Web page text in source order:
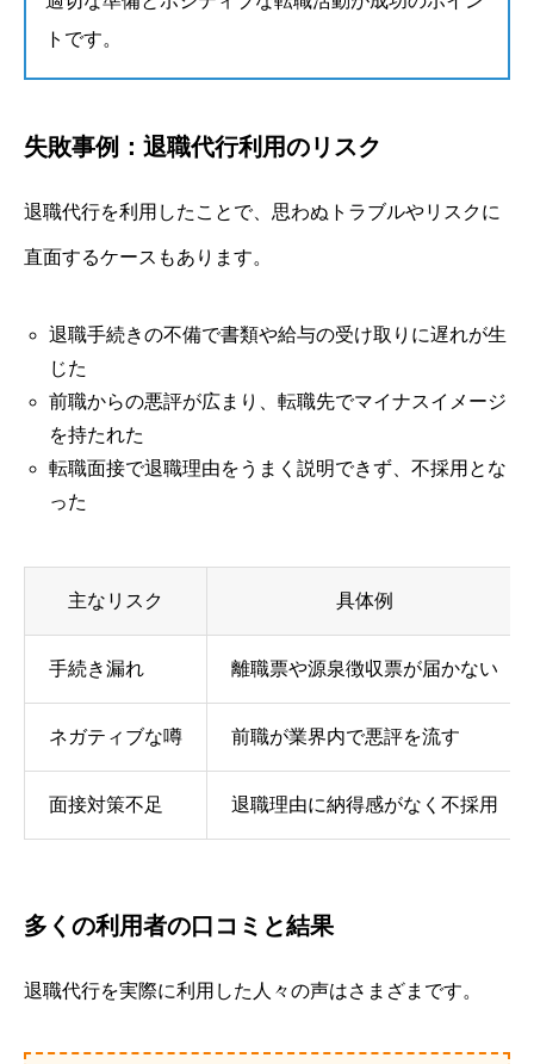
トです。
失敗事例：退職代行利用のリスク
退職代行を利用したことで、思わぬトラブルやリスクに
直面するケースもあります。
退職手続きの不備で書類や給与の受け取りに遅れが生
じた
前職からの悪評が広まり、転職先でマイナスイメージ
を持たれた
転職面接で退職理由をうまく説明できず、不採用とな
った
主なリスク 具体例
手続き漏れ 離職票や源泉徴収票が届かない
ネガティブな噂 前職が業界内で悪評を流す
面接対策不足 退職理由に納得感がなく不採用
多くの利用者の口コミと結果
退職代行を実際に利用した人々の声はさまざまです。